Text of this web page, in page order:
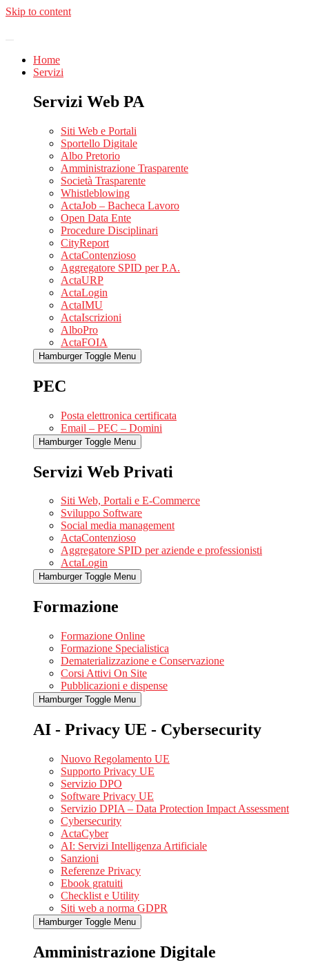
Skip to content
Home
Servizi
Servizi Web PA
Siti Web e Portali
Sportello Digitale
Albo Pretorio
Amministrazione Trasparente
Società Trasparente
Whistleblowing
ActaJob – Bacheca Lavoro
Open Data Ente
Procedure Disciplinari
CityReport
ActaContenzioso
Aggregatore SPID per P.A.
ActaURP
ActaLogin
ActaIMU
ActaIscrizioni
AlboPro
ActaFOIA
Hamburger Toggle Menu
PEC
Posta elettronica certificata
Email – PEC – Domini
Hamburger Toggle Menu
Servizi Web Privati
Siti Web, Portali e E-Commerce
Sviluppo Software
Social media management
ActaContenzioso
Aggregatore SPID per aziende e professionisti
ActaLogin
Hamburger Toggle Menu
Formazione
Formazione Online
Formazione Specialistica
Dematerializzazione e Conservazione
Corsi Attivi On Site
Pubblicazioni e dispense
Hamburger Toggle Menu
AI - Privacy UE - Cybersecurity
Nuovo Regolamento UE
Supporto Privacy UE
Servizio DPO
Software Privacy UE
Servizio DPIA – Data Protection Impact Assessment
Cybersecurity
ActaCyber
AI: Servizi Intelligenza Artificiale
Sanzioni
Referenze Privacy
Ebook gratuiti
Checklist e Utility
Siti web a norma GDPR
Hamburger Toggle Menu
Amministrazione Digitale